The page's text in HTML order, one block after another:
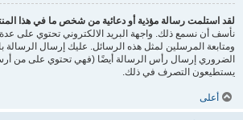
لقد استلمت رسالة مؤذية أو دعائية من شخص ما في هذا
نأسف أن نسمع ذلك. واجهة البريد الالكتروني تحتوي على
ومتابعة المرسلين لمثل هذه الرسائل. عليك إرسال الرسالة
الضروري إرسال رأس الرسالة أيضًا (فهي تحتوي على من
يستطيعون التصرف في ذلك.
أعلى